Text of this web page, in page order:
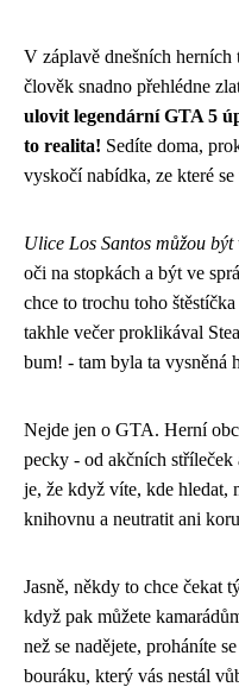
V záplavě dnešních
člověk snadno přehlédne
ulovit legendární GTA 5
to realita! Sedíte doma,
vyskočí nabídka, ze které se
Ulice Los Santos můžou
oči na stopkách a být ve
chce to trochu toho
takhle večer proklikával
bum! - tam byla ta vysněná
Nejde jen o GTA. Herní
pecky - od akčních stříleček
je, že když víte, kde hledat,
knihovnu a neutratit ani
Jasně, někdy to chce čekat
když pak můžete
než se nadějete, proháníte
bouráku, který vás nestál